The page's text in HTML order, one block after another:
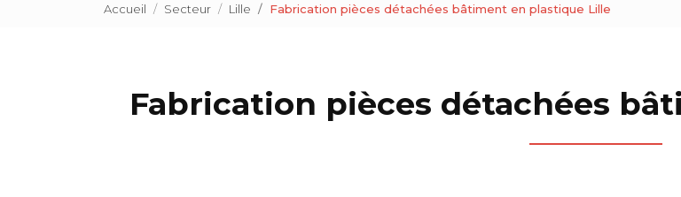
Accueil Secteur Lille Fabrication pièces détachées bâtiment en plastique Lille
Fabrication pièces détachées